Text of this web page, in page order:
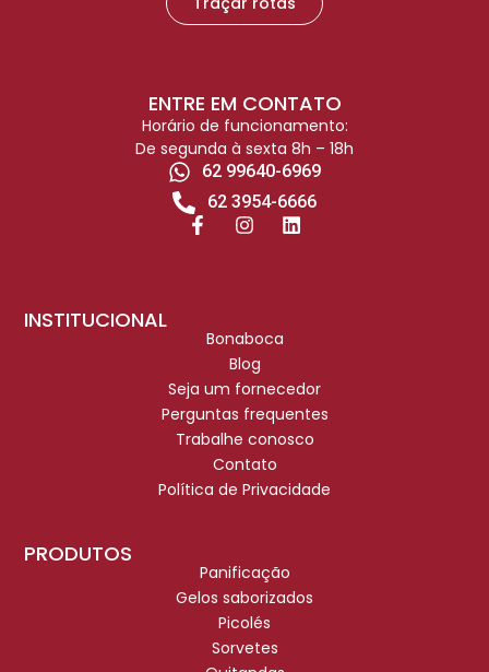
INSTITUCIONAL
Bonaboca
Blog
Seja um fornecedor
Perguntas frequentes
Trabalhe conosco
Contato
Política de Privacidade
PRODUTOS
Panificação
Gelos saborizados
Picolés
Sorvetes
ENTRE EM CONTATO
Horário de funcionamento:
De segunda à sexta 8h – 18h
62 99640-6969
62 3954-6666